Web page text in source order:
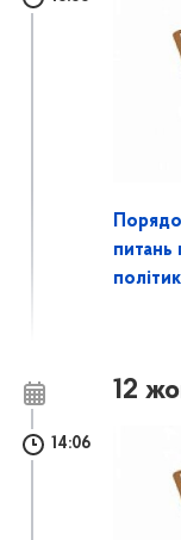
питань
12
14:06